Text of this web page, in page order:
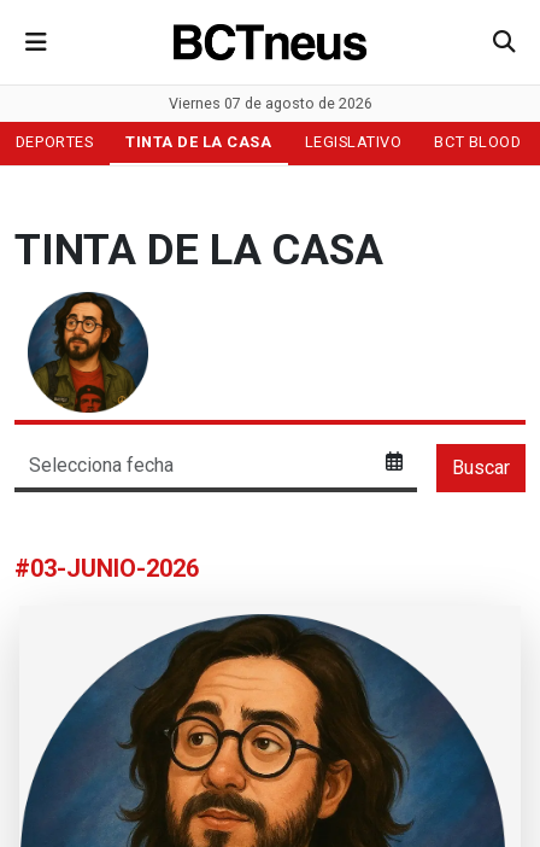
Viernes 07 de agosto de 2026
DEPORTES TINTA DE LA CASA LEGISLATIVO BCT BLOOD
TINTA DE LA CASA
#03-JUNIO-2026